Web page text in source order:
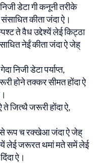
निजी डेटा गी कनूनी तरीके
कीता जंदा ऐ।
ते वैध उद्देश्यें लेई किट्ठा
नेईं कीता जंदा ऐ जेह्
निजी डेटा पर्याप्त,
होने तक्कर सीमत होंदा ऐ
ते जित्थै जरूरी होंदा ऐ,
रूप च रक्खेआ जंदा ऐ जेह्
लेई जरूरत थमां मते समें लेई
ऐ।